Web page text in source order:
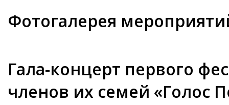
Фотогалерея
Гала-концерт первого
членов их семей «Голос